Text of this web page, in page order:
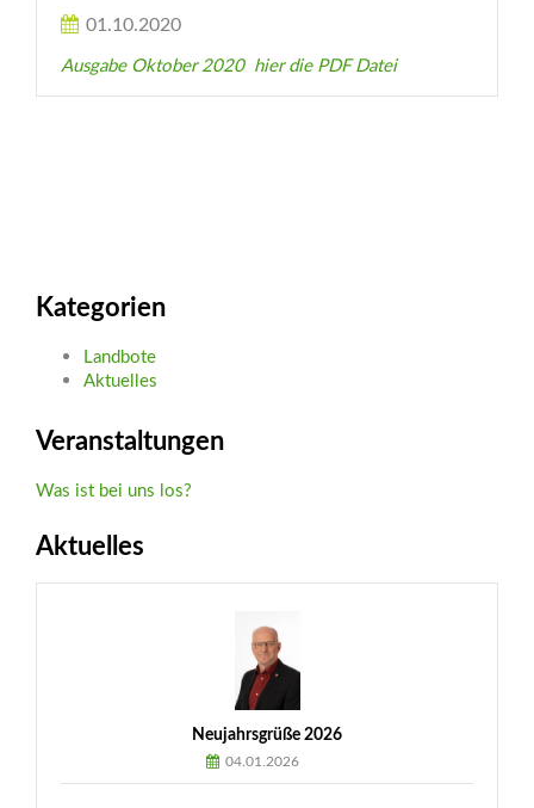
01.10.2020
Ausgabe Oktober 2020 hier die PDF Datei
Kategorien
Landbote
Aktuelles
Veranstaltungen
Was ist bei uns los?
Aktuelles
Neujahrsgrüße 2026
04.01.2026